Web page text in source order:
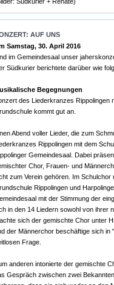
AUF UNS
Samstag, 30. April 2016
im Gemeindesaal unser
Südkurier berichtete darüber wie
Begegnungen
des Liederkranzes Rippolingen
kommt gut an.
Abend voller Lieder, die zum
Rippolingen mit dem
Gemeindesaal. Dabei
Chor, Frauen- und
zum Verein gehören. Im
Rippolingen und
mit der Stimmung der
in den 14 Liedern sowohl von ihrer
sich der gemischte Chor unter
der Männerchor beschäftige sich in
Frage.
anderen intonierte der gemischte
Gespräch zwischen zwei